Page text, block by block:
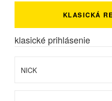
KLASICKÁ
klasické prihlásenie